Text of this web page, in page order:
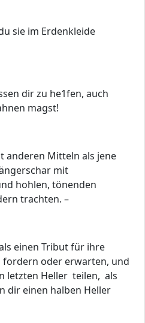
sie im Erdenkleide
dir zu he1fen, auch
magst!
anderen Mitteln als jene
mit
hohlen, tönenden
trachten. –
einen Tribut für ihre
fordern oder erwarten, und
letzten Heller teilen, als
dir einen halben Heller